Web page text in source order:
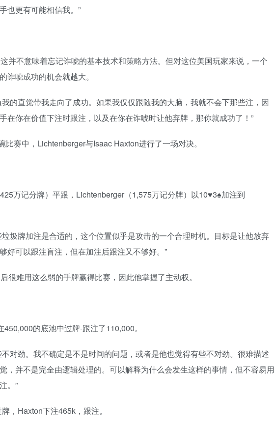
也更有可能相信我。”
并不意味着忘记诈唬的基本技术和策略方法。但对这位美国玩家来说，一个
诈唬成功的机会就越大。
的直觉带我走向了成功。如果我仅仅跟随我的大脑，我就不会下那些注，因
在你在价值下注时跟注，以及在你在诈唬时让他弃牌，那你就成功了！”
赛中，Lichtenberger与Isaac Haxton进行了一场对决。
万记分牌）平跟，Lichtenberger（1,575万记分牌）以10♥3♠加注到
圾牌加注是合适的，这个位置似乎是攻击的一个合理时机。目标是让他放弃
好可以跟注盲注，但在加注后跟注又不够好。”
很难用这么弱的手牌赢得比赛，因此他掌握了主动权。
的底池中过牌-跟注了110,000。
对劲。我不确定是不是时间的问题，或者是他也觉得有些不对劲。很难描述
，并不是完全由逻辑处理的。可以解释为什么会发生这样的事情，但不容易用
。”
，Haxton下注465k，跟注。